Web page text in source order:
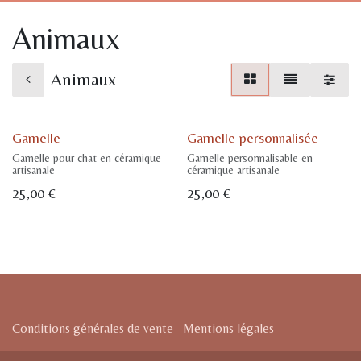
Animaux
Animaux
Gamelle
Gamelle pour chat en céramique
artisanale
25,00 €
Gamelle personnalisée
Gamelle personnalisable en
céramique artisanale
25,00€
Conditions générales de vente Mentions légales